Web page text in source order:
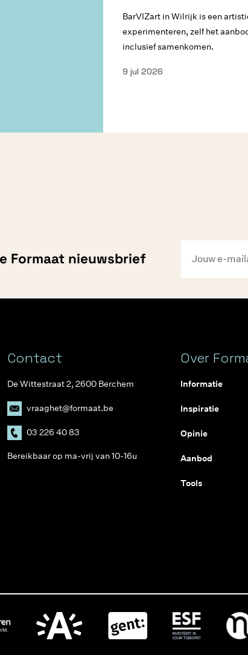
BarVIZart in Wilrijk is een
experimenteren, zelf het
inclusief samenkomen.
9 jul 2026
Formaat nieuwsbrief
Contact
De Wittestraat 2, 2600 Berchem
vraaghet@formaat.be
03 226 40 83
Bereikbaar op ma-vrij van 10-16u
Over
Informatie
Inspiratie
Opinie
Aanbod
Tools